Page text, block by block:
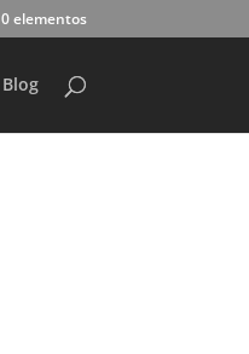
0 elementos
Blog